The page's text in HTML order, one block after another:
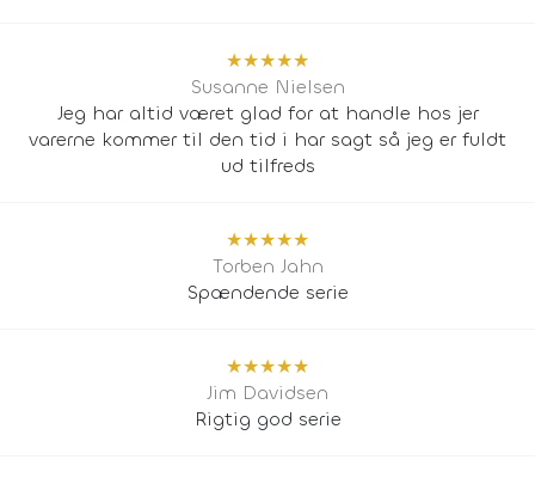
★★★★★
Susanne Nielsen
Jeg har altid været glad for at handle hos jer
varerne kommer til den tid i har sagt så jeg er fuldt
ud tilfreds
★★★★★
Torben Jahn
Spændende serie
★★★★★
Jim Davidsen
Rigtig god serie